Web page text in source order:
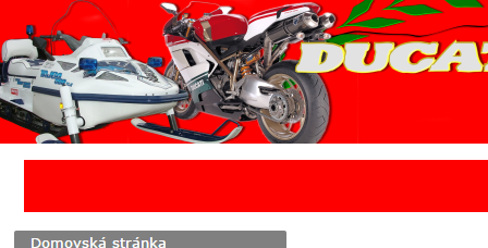
Přejít na obsah